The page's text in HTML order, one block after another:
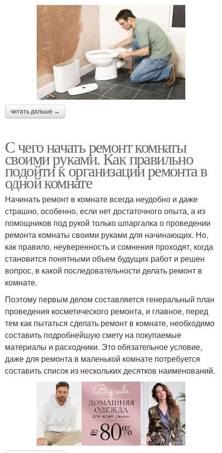
читать дальше →
С чего начать ремонт комнаты
своими руками. Как правильно
подойти к организации ремонта в
одной комнате
Начинать ремонт в комнате всегда неудобно и даже
страшно, особенно, если нет достаточного опыта, а из
помощников под рукой только шпаргалка о проведении
ремонта комнаты своими руками для начинающих. Но,
как правило, неуверенность и сомнения проходят, когда
становится понятными объем будущих работ и решен
вопрос, в какой последовательности делать ремонт в
комнате.
Поэтому первым делом составляется генеральный план
проведения косметического ремонта, и главное, перед
тем как пытаться сделать ремонт в комнате, необходимо
составить подробнейшую смету на покупаемые
материалы и расходники. Это обязательное условие,
даже для ремонта в маленькой комнате потребуется
составить список из нескольких десятков наименований.